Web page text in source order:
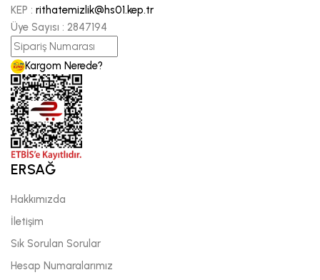
KEP : rithatemizlik@hs01.kep.tr
Üye Sayısı : 2847194
Kargom Nerede?
ERSAĞ
Hakkımızda
İletişim
Sık Sorulan Sorular
Hesap Numaralarımız